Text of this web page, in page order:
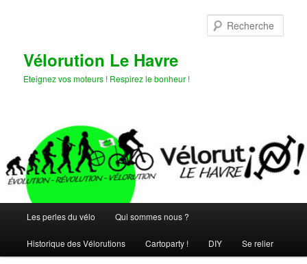
Vélorution Le Havre
Eteignez vos moteurs ! Respirez le bonheur !
principal
Les perles du vélo Qui sommes nous ?
Historique des Vélorutions Cartoparty ! DIY Se relier